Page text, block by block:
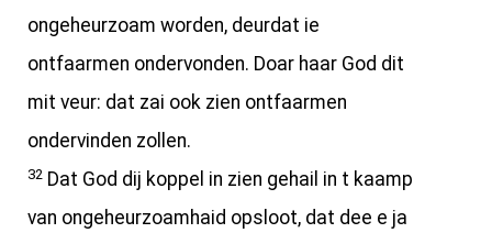
ongeheurzoam worden, deurdat ie
ontfaarmen ondervonden. Doar haar God dit
mit veur: dat zai ook zien ontfaarmen
ondervinden zollen.
32 Dat God dij koppel in zien gehail in t kaamp
van ongeheurzoamhaid opsloot, dat dee e ja